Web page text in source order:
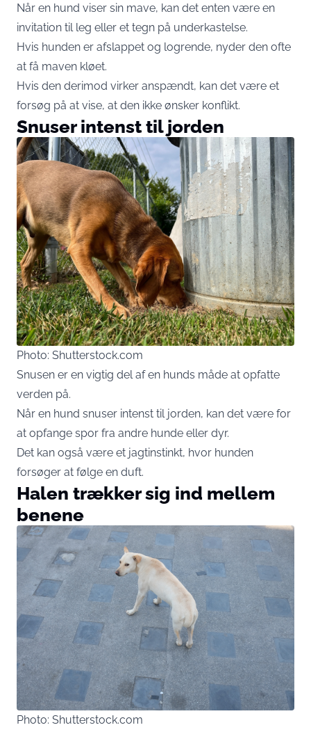
Når en hund viser sin mave, kan det enten være en
invitation til leg eller et tegn på underkastelse.
Hvis hunden er afslappet og logrende, nyder den ofte
at få maven kløet.
Hvis den derimod virker anspændt, kan det være et
forsøg på at vise, at den ikke ønsker konflikt.
Snuser intenst til jorden
Photo: Shutterstock.com
Snusen er en vigtig del af en hunds måde at opfatte
verden på.
Når en hund snuser intenst til jorden, kan det være for
at opfange spor fra andre hunde eller dyr.
Det kan også være et jagtinstinkt, hvor hunden
forsøger at følge en duft.
Halen trækker sig ind mellem
benene
Photo: Shutterstock.com